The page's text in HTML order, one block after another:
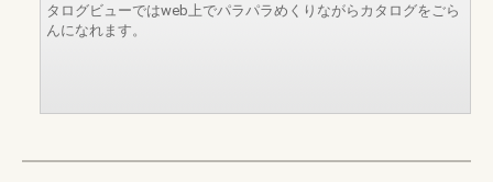
タログビューではweb上でパラパラめくりながらカタログをごら
んになれます。